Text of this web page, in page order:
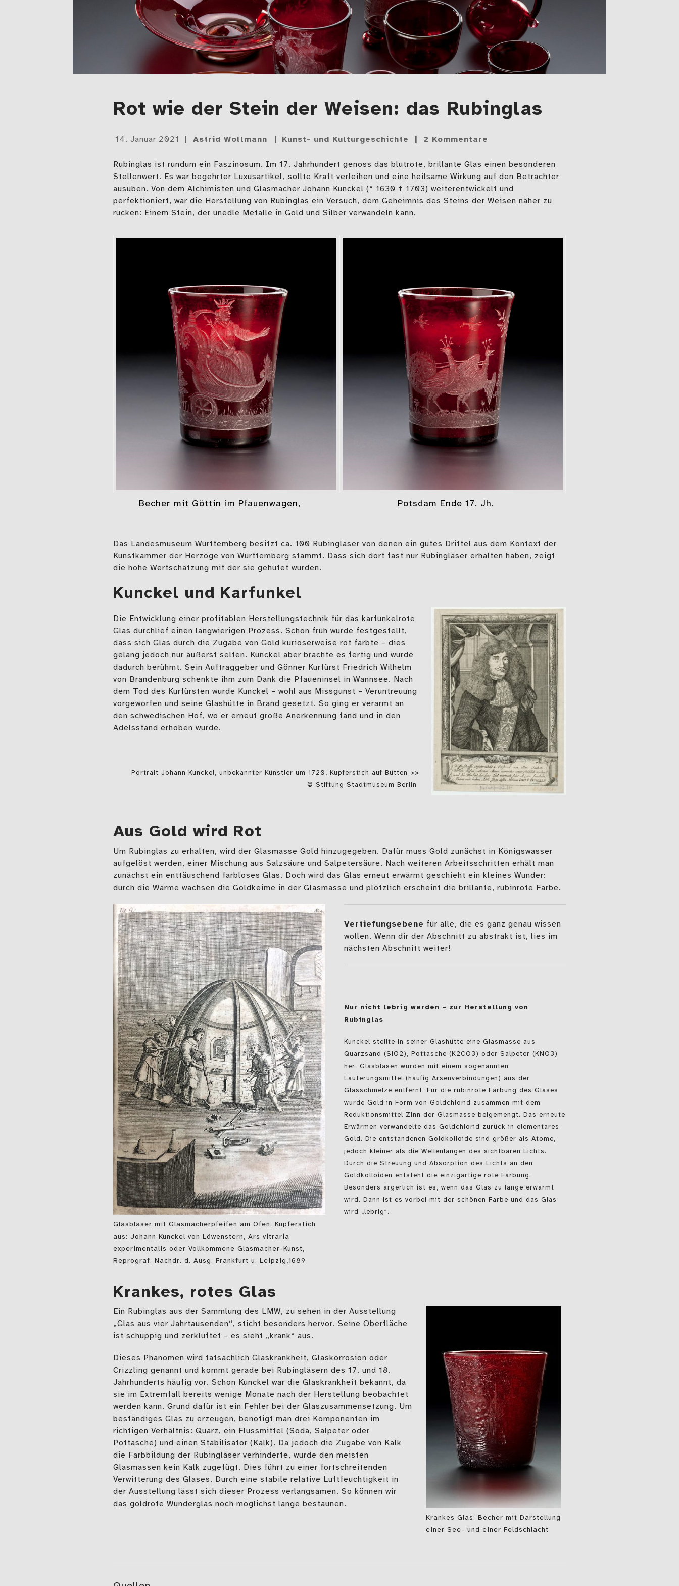
Rot wie der Stein der Weisen: das Rubinglas
Gepostet
14. Januar 2021 Astrid Wollmann Kunst- und Kulturgeschichte 2 Kommentare
Rubinglas ist rundum ein Faszinosum. Im 17. Jahrhundert genoss das blutrote, brillante Glas einen besonderen
Stellenwert. Es war begehrter Luxusartikel, sollte Kraft verleihen und eine heilsame Wirkung auf den Betrachter
ausüben. Von dem Alchimisten und Glasmacher Johann Kunckel (* 1630 † 1703) weiterentwickelt und
perfektioniert, war die Herstellung von Rubinglas ein Versuch, dem Geheimnis des Steins der Weisen näher zu
rücken: Einem Stein, der unedle Metalle in Gold und Silber verwandeln kann.
Becher mit Göttin im Pfauenwagen, Potsdam Ende 17. Jh.
Das Landesmuseum Württemberg besitzt ca. 100 Rubingläser von denen ein gutes Drittel aus dem Kontext der
Kunstkammer der Herzöge von Württemberg stammt. Dass sich dort fast nur Rubingläser erhalten haben, zeigt
die hohe Wertschätzung mit der sie gehütet wurden.
Kunckel und Karfunkel
Die Entwicklung einer profitablen Herstellungstechnik für das karfunkelrote
Glas durchlief einen langwierigen Prozess. Schon früh wurde festgestellt,
dass sich Glas durch die Zugabe von Gold kurioserweise rot färbte – dies
gelang jedoch nur äußerst selten. Kunckel aber brachte es fertig und wurde
dadurch berühmt. Sein Auftraggeber und Gönner Kurfürst Friedrich Wilhelm
von Brandenburg schenkte ihm zum Dank die Pfaueninsel in Wannsee. Nach
dem Tod des Kurfürsten wurde Kunckel – wohl aus Missgunst – Veruntreuung
vorgeworfen und seine Glashütte in Brand gesetzt. So ging er verarmt an
den schwedischen Hof, wo er erneut große Anerkennung fand und in den
Adelsstand erhoben wurde.
Portrait Johann Kunckel, unbekannter Künstler um 1720, Kupferstich auf Bütten >>
© Stiftung Stadtmuseum Berlin
Aus Gold wird Rot
Um Rubinglas zu erhalten, wird der Glasmasse Gold hinzugegeben. Dafür muss Gold zunächst in Königswasser
aufgelöst werden, einer Mischung aus Salzsäure und Salpetersäure. Nach weiteren Arbeitsschritten erhält man
zunächst ein enttäuschend farbloses Glas. Doch wird das Glas erneut erwärmt geschieht ein kleines Wunder:
durch die Wärme wachsen die Goldkeime in der Glasmasse und plötzlich erscheint die brillante, rubinrote Farbe.
Glasbläser mit Glasmacherpfeifen am Ofen. Kupferstich
aus: Johann Kunckel von Löwenstern, Ars vitraria
experimentalis oder Vollkommene Glasmacher-Kunst,
Reprograf. Nachdr. d. Ausg. Frankfurt u. Leipzig,1689
Vertiefungsebene für alle, die es ganz genau wissen
wollen. Wenn dir der Abschnitt zu abstrakt ist, lies im
nächsten Abschnitt weiter!
Nur nicht lebrig werden – zur Herstellung von
Rubinglas
Kunckel stellte in seiner Glashütte eine Glasmasse aus
Quarzsand (SiO2), Pottasche (K2CO3) oder Salpeter (KNO3)
her. Glasblasen wurden mit einem sogenannten
Läuterungsmittel (häufig Arsenverbindungen) aus der
Glasschmelze entfernt. Für die rubinrote Färbung des Glases
wurde Gold in Form von Goldchlorid zusammen mit dem
Reduktionsmittel Zinn der Glasmasse beigemengt. Das erneute
Erwärmen verwandelte das Goldchlorid zurück in elementares
Gold. Die entstandenen Goldkolloide sind größer als Atome,
jedoch kleiner als die Wellenlängen des sichtbaren Lichts.
Durch die Streuung und Absorption des Lichts an den
Goldkolloiden entsteht die einzigartige rote Färbung.
Besonders ärgerlich ist es, wenn das Glas zu lange erwärmt
wird. Dann ist es vorbei mit der schönen Farbe und das Glas
wird „lebrig“.
Krankes, rotes Glas
Krankes Glas: Becher mit Darstellung
einer See- und einer Feldschlacht
Ein Rubinglas aus der Sammlung des LMW, zu sehen in der Ausstellung
„Glas aus vier Jahrtausenden“, sticht besonders hervor. Seine Oberfläche
ist schuppig und zerklüftet – es sieht „krank“ aus.
Dieses Phänomen wird tatsächlich Glaskrankheit, Glaskorrosion oder
Crizzling genannt und kommt gerade bei Rubingläsern des 17. und 18.
Jahrhunderts häufig vor. Schon Kunckel war die Glaskrankheit bekannt, da
sie im Extremfall bereits wenige Monate nach der Herstellung beobachtet
werden kann. Grund dafür ist ein Fehler bei der Glaszusammensetzung. Um
beständiges Glas zu erzeugen, benötigt man drei Komponenten im
richtigen Verhältnis: Quarz, ein Flussmittel (Soda, Salpeter oder
Pottasche) und einen Stabilisator (Kalk). Da jedoch die Zugabe von Kalk
die Farbbildung der Rubingläser verhinderte, wurde den meisten
Glasmassen kein Kalk zugefügt. Dies führt zu einer fortschreitenden
Verwitterung des Glases. Durch eine stabile relative Luftfeuchtigkeit in
der Ausstellung lässt sich dieser Prozess verlangsamen. So können wir
das goldrote Wunderglas noch möglichst lange bestaunen.